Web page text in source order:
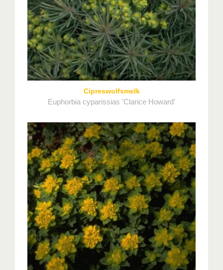
Cipreswolfsmelk
Euphorbia cyparissias 'Clarice Howard'